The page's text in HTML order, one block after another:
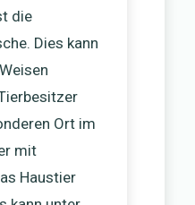
die
Dies kann
Ort im
mit
Haustier